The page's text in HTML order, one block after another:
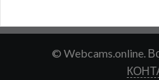
© Webcams.online.